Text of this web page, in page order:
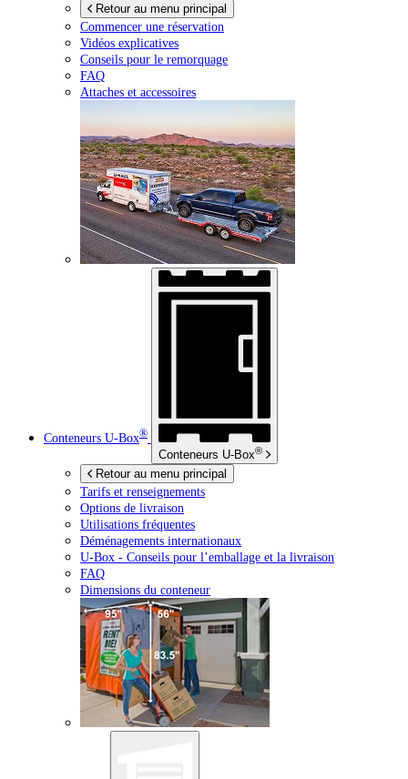
Retour au menu principal
Commencer une réservation
Vidéos explicatives
Conseils pour le remorquage
FAQ
Attaches et accessoires
Conteneurs U-Box®
Conteneurs U-Box®
Retour au menu principal
Tarifs et renseignements
Options de livraison
Utilisations fréquentes
Déménagements internationaux
U-Box - Conseils pour l’emballage et la livraison
FAQ
Dimensions du conteneur